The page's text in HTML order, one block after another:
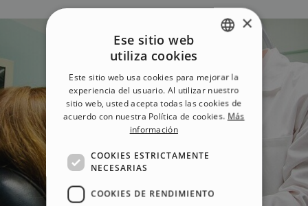
ENGLISH
ITALIAN
GERMAN
PORTUGUESE
RUSSIAN
×
Ese sitio web
utiliza cookies
Este sitio web usa cookies para mejorar la
experiencia del usuario. Al utilizar nuestro
sitio web, usted acepta todas las cookies de
acuerdo con nuestra Política de cookies. Más
información
COOKIES ESTRICTAMENTE
NECESARIAS
COOKIES DE RENDIMIENTO